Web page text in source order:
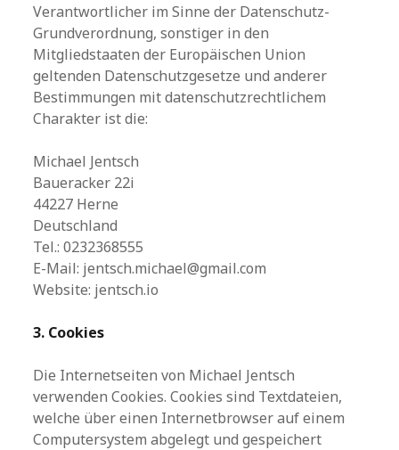
Verantwortlicher im Sinne der Datenschutz-
Grundverordnung, sonstiger in den
Mitgliedstaaten der Europäischen Union
geltenden Datenschutzgesetze und anderer
Bestimmungen mit datenschutzrechtlichem
Charakter ist die:
Michael Jentsch
Baueracker 22i
44227 Herne
Deutschland
Tel.: 0232368555
E-Mail: jentsch.michael@gmail.com
Website: jentsch.io
3. Cookies
Die Internetseiten von Michael Jentsch
verwenden Cookies. Cookies sind Textdateien,
welche über einen Internetbrowser auf einem
Computersystem abgelegt und gespeichert